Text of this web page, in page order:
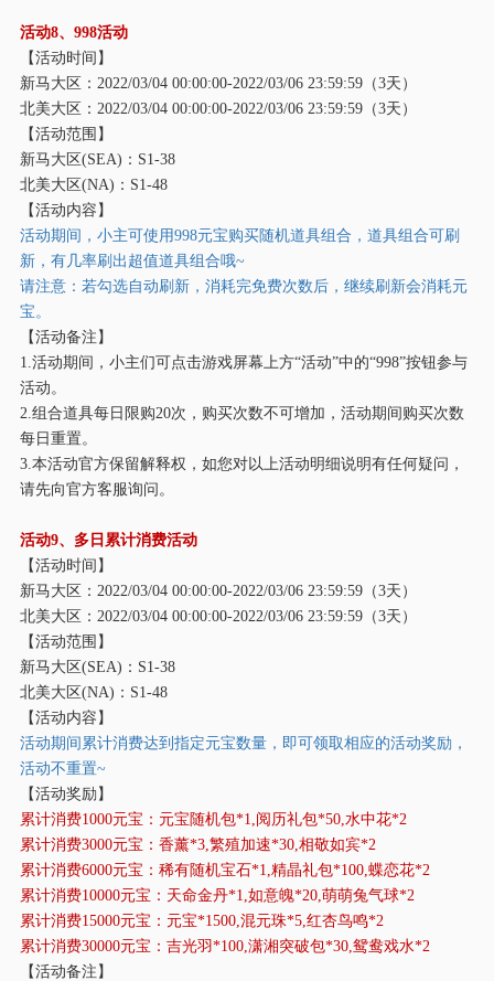
活动8、998活动
【活动时间】
新马大区： 2022/03/04 00:00:00-2022/03/06 23:59:59（3天）
北美大区： 2022/03/04 00:00:00-2022/03/06 23:59:59（3天）
【活动范围】
新马大区(SEA)：S1-38
北美大区(NA)：S1-48
【活动内容】
活动期间，小主可使用998元宝购买随机道具组合，道具组合可刷
新，有几率刷出超值道具组合哦~
请注意：若勾选自动刷新，消耗完免费次数后，继续刷新会消耗元
宝。
【活动备注】
1.活动期间，小主们可点击游戏屏幕上方“活动”中的“998”按钮参与
活动。
2.组合道具每日限购20次，购买次数不可增加，活动期间购买次数
每日重置。
3.本活动官方保留解释权，如您对以上活动明细说明有任何疑问，
请先向官方客服询问。
活动9、多日累计消费活动
【活动时间】
新马大区： 2022/03/04 00:00:00-2022/03/06 23:59:59（3天）
北美大区： 2022/03/04 00:00:00-2022/03/06 23:59:59（3天）
【活动范围】
新马大区(SEA)：S1-38
北美大区(NA)：S1-48
【活动内容】
活动期间累计消费达到指定元宝数量，即可领取相应的活动奖励，
活动不重置~
【活动奖励】
累计消费1000元宝：元宝随机包*1,阅历礼包*50,水中花*2
累计消费3000元宝：香薰*3,繁殖加速*30,相敬如宾*2
累计消费6000元宝：稀有随机宝石*1,精晶礼包*100,蝶恋花*2
累计消费10000元宝：天命金丹*1,如意魄*20,萌萌兔气球*2
累计消费15000元宝：元宝*1500,混元珠*5,红杏鸟鸣*2
累计消费30000元宝：吉光羽*100,潇湘突破包*30,鸳鸯戏水*2
【活动备注】